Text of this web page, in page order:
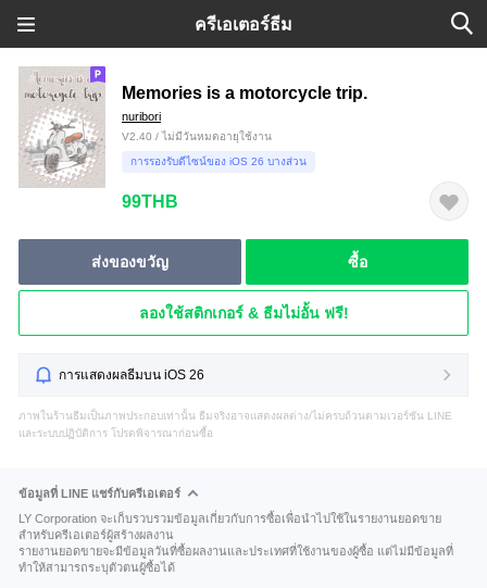
ครีเอเตอร์ธีม
Memories is a motorcycle trip.
nuribori
V2.40 / ไม่มีวันหมดอายุใช้งาน
การรองรับดีไซน์ของ iOS 26 บางส่วน
99THB
ส่งของขวัญ ซื้อ
ลองใช้สติกเกอร์ & ธีมไม่อั้น ฟรี!
การแสดงผลธีมบน iOS 26
ภาพในร้านธีมเป็นภาพประกอบเท่านั้น ธีมจริงอาจแสดงผลต่าง/ไม่ครบถ้วนตามเวอร์ชัน LINE
และระบบปฏิบัติการ โปรดพิจารณาก่อนซื้อ
ข้อมูลที่ LINE แชร์กับครีเอเตอร์
LY Corporation จะเก็บรวบรวมข้อมูลเกี่ยวกับการซื้อเพื่อนำไปใช้ในรายงานยอดขาย
สำหรับครีเอเตอร์ผู้สร้างผลงาน
รายงานยอดขายจะมีข้อมูลวันที่ซื้อผลงานและประเทศที่ใช้งานของผู้ซื้อ แต่ไม่มีข้อมูลที่
ทำให้สามารถระบุตัวตนผู้ซื้อได้